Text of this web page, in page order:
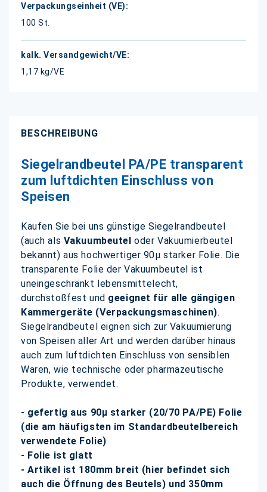
100 St.
1,17 kg/VE
BESCHREIBUNG
Siegelrandbeutel PA/PE transparent
zum luftdichten Einschluss von
Speisen
Kaufen Sie bei uns günstige Siegelrandbeutel
(auch als Vakuumbeutel oder Vakuumierbeutel
bekannt) aus hochwertiger 90µ starker Folie. Die
transparente Folie der Vakuumbeutel ist
uneingeschränkt lebensmittelecht,
durchstoßfest und geeignet für alle gängigen
Kammergeräte (Verpackungsmaschinen).
Siegelrandbeutel eignen sich zur Vakuumierung
von Speisen aller Art und werden darüber hinaus
auch zum luftdichten Einschluss von sensiblen
Waren, wie technische oder pharmazeutische
Produkte, verwendet.
- gefertig aus 90µ starker (20/70 PA/PE) Folie
(die am häufigsten im Standardbeutelbereich
verwendete Folie)
- Folie ist glatt
- Artikel ist 180mm breit (hier befindet sich
auch die Öffnung des Beutels) und 350mm